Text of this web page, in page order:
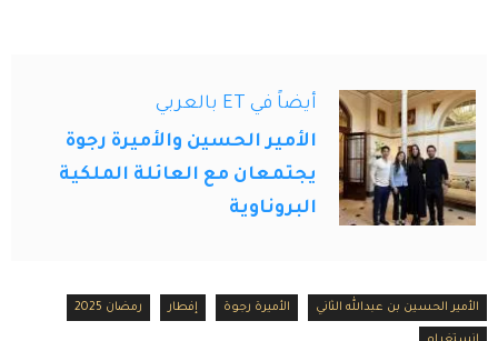
أيضاً في ET بالعربي
الأمير الحسين والأميرة رجوة
يجتمعان مع العائلة الملكية
البروناوية
الأمير الحسين بن عبدالله الثاني الأميرة رجوة إفطار رمضان 2025